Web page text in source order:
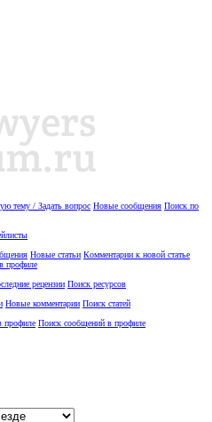
тему / Задать вопрос Новые сообщения Поиск по
Новые статьи Комментарии к новой статье
профиле
рецензии Поиск ресурсов
Новые комментарии Поиск статей
профиле Поиск сообщений в профиле